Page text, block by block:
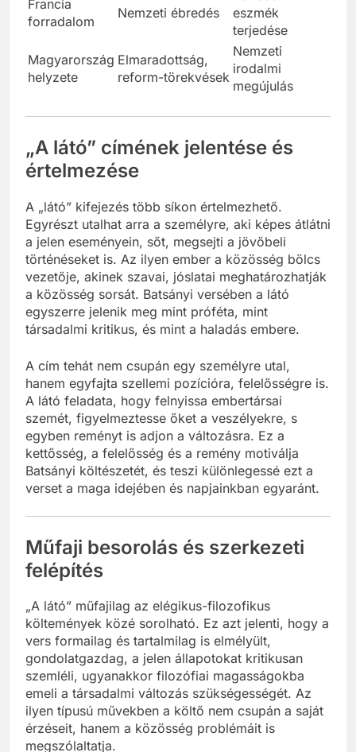
Francia
Forradalmi
eszmék
terjedése
Magyarország
Elmaradottság,
Nemzeti
irodalmi
„A látó” címének jelentése és
értelmezése
A „látó” kifejezés több síkon értelmezhető.
Egyrészt utalhat arra a személyre, aki képes átlátni
a jelen eseményein, sőt, megsejti a jövőbeli
történéseket is. Az ilyen ember a közösség bölcs
vezetője, akinek szavai, jóslatai meghatározhatják
a közösség sorsát. Batsányi versében a látó
egyszerre jelenik meg mint próféta, mint
A cím tehát nem csupán egy személyre utal,
hanem egyfajta szellemi pozícióra, felelősségre is.
A látó feladata, hogy felnyissa embertársai
szemét, figyelmeztesse őket a veszélyekre, s
egyben reményt is adjon a változásra. Ez a
kettősség, a felelősség és a remény motiválja
Batsányi költészetét, és teszi különlegessé ezt a
Műfaji besorolás és szerkezeti
felépítés
„A látó” műfajilag az elégikus-filozofikus
költemények közé sorolható. Ez azt jelenti, hogy a
vers formailag és tartalmilag is elmélyült,
gondolatgazdag, a jelen állapotokat kritikusan
szemléli, ugyanakkor filozófiai magasságokba
emeli a társadalmi változás szükségességét. Az
ilyen típusú művekben a költő nem csupán a saját
érzéseit, hanem a közösség problémáit is